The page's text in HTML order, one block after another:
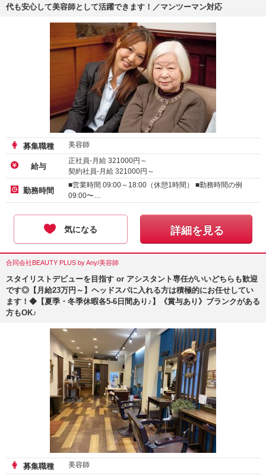
代も安心して美容師として活躍できます！／マンツーマン対応
募集職種 美容師
給与
正社員-月給 321000円～
契約社員-月給 321000円～
アルバイト・パート-時給 : 1500 ～2000 円
勤務時間
■営業時間 09:00～18:00（休憩1時間） ■勤務時間の例
09:00〜…
気になる 詳細を見る
合同会社BEAUTY PLUS by Any/美容師
スタイリストデビューを目指す or アシスタント専任がいいどちらも歓迎
です◎【月給23万円～】ヘッドスパに入れる方は積極的にお任せしてい
ます！◆【夏季・冬季休暇各5-6日間あり♪】《賞与あり》ブランクがある
方もOK♪
募集職種 美容師